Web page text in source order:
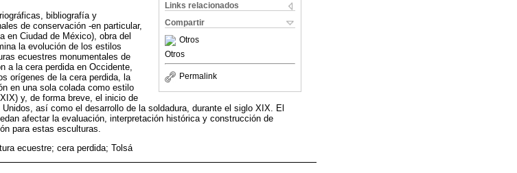
Links relacionados
Compartir
Otros
Otros
Permalink
bibliografía y
de conservación -en particular,
en Ciudad de México), obra del
la evolución de los estilos
ecuestres monumentales de
a la cera perdida en Occidente,
orígenes de la cera perdida, la
en una sola colada como estilo
y, de forma breve, el inicio de
así como el desarrollo de la soldadura, durante el siglo XIX. El
afectar la evaluación, interpretación histórica y construcción de
para estas esculturas.
ecuestre; cera perdida; Tolsá